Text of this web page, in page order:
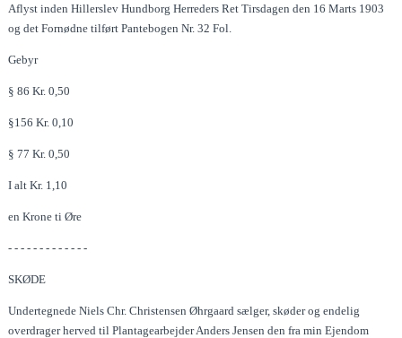
Aflyst inden Hillerslev Hundborg Herreders Ret Tirsdagen den 16 Marts 1903
og det Fornødne tilført Pantebogen Nr. 32 Fol.
Gebyr
§ 86 Kr. 0,50
§156 Kr. 0,10
§ 77 Kr. 0,50
I alt Kr. 1,10
en Krone ti Øre
- - - - - - - - - - - - -
SKØDE
Undertegnede Niels Chr. Christensen Øhrgaard sælger, skøder og endelig
overdrager herved til Plantagearbejder Anders Jensen den fra min Ejendom